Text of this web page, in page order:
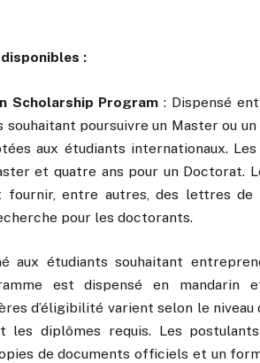
:
Scholarship Program : Dispensé
souhaitant poursuivre un Master ou
aux étudiants internationaux.
et quatre ans pour un Doctorat.
fournir, entre autres, des lettres de
pour les doctorants.
aux étudiants souhaitant
est dispensé en mandarin
d’éligibilité varient selon le niveau
diplômes requis. Les
de documents officiels et un